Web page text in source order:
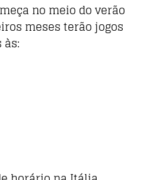
no meio do verão
meses terão jogos